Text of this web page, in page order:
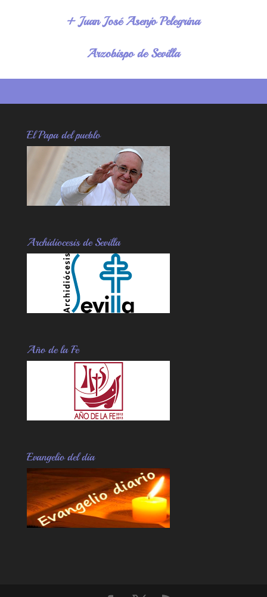
+ Juan José Asenjo Pelegrina
Arzobispo de Sevilla
El Papa del pueblo
Archidiocesis de Sevilla
Año de la Fe
Evangelio del dia